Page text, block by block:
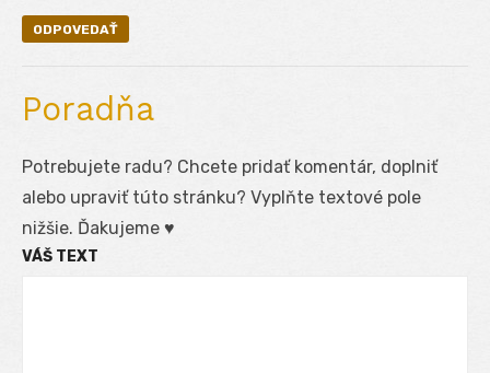
ODPOVEDAŤ
Poradňa
Potrebujete radu? Chcete pridať komentár, doplniť
alebo upraviť túto stránku? Vyplňte textové pole
nižšie. Ďakujeme ♥
VÁŠ TEXT